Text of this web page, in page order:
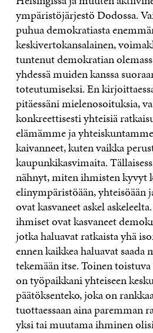
ympäristöjärjestö Dodossa.
puhua demokratiasta
keskivertokansalainen,
tuntenut demokratian
yhdessä muiden kanssa
toteutumiseksi. En
pitäessäni mielenosoituksia,
konkreettisesti yhteisiä
elämämme ja
kaivanneet, kuten vaikka
kaupunkikasvimaita.
nähnyt, miten ihmisten kyvyt
elinympäristöään, yhteisöään
ovat kasvaneet askel
ihmiset ovat kasvaneet
jotka haluavat ratkaista yhä
ennen kaikkea haluavat saada
tekemään itse. Toinen
on työpaikkani yhteiseen
päätöksenteko, joka on
tuottaessaan aina paremman
yksi tai muutama ihminen